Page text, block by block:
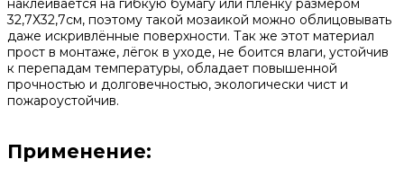
32,7Х32,7см, поэтому такой мозаикой можно облицовывать
даже искривлённые поверхности. Так же этот материал
прост в монтаже, лёгок в уходе, не боится влаги, устойчив
к перепадам температуры, обладает повышенной
прочностью и долговечностью, экологически чист и
пожароустойчив.
Применение: